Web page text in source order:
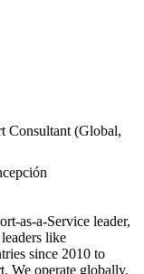
Consultant (Global,
as-a-Service leader,
like
since 2010 to
We operate globally,